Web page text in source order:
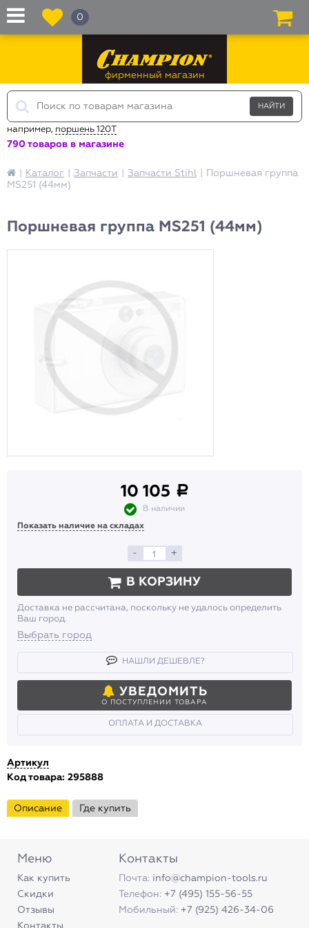
Каталог Запчасти Запчасти Stihl
Поршневая группа
MS251 (44мм)
Поршневая группа MS251 (44мм)
10 105 a
В наличии
Показать наличие на складах
- +
В КОРЗИНУ
Доставка не рассчитана, поскольку не удалось определить
Ваш город.
Выбрать город
НАШЛИ ДЕШЕВЛЕ?
УВЕДОМИТЬ
О ПОСТУПЛЕНИИ ТОВАРА
ОПЛАТА И ДОСТАВКА
Артикул
Код товара: 295888
Описание Где купить
фирменный магазин
например, поршень 120T
790 товаров в магазине
Меню
Как купить
Скидки
Отзывы
Контакты
Контакты
Почта: info@champion-tools.ru
Телефон: +7 (495) 155-56-55
Мобильный: +7 (925) 426-34-06
0